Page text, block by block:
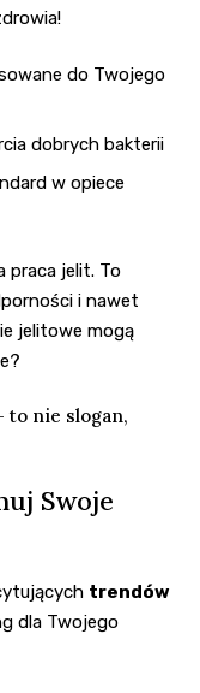
do Twojego
dobrych bakterii
w opiece
praca jelit. To
i nawet
jelitowe mogą
to nie slogan,
Swoje
trendów
dla Twojego